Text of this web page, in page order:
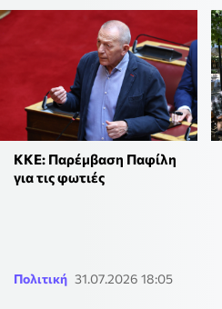
ΚΚΕ: Παρέμβαση Παφίλη
για τις φωτιές
Πολιτική 31.07.2026 18:05